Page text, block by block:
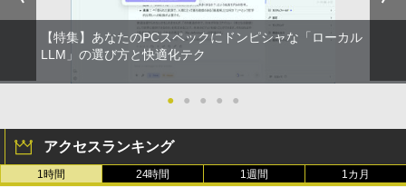
3
超得2,500円OFF&P2倍｜楽天1位｜最大
180日保証｜Core i5 第8世代｜富士通 中
古デスクトップパソコン Windows11 off
0GB｜ デスクトップ Microsoft office
第8世代｜セット購入可能｜デスクトップ
￥29,800
スプレイ
￥7,700
アースドリームス 厳選おまかせモニター
NEC等) テレワーク デュアルモニター S
witch PS4 PS5対応 【整備済み中古品】
日本集中治療医学会 専門医テキスト
第4版 [ 一般社団法人日本集中治療医学会
教育委員会 ]
￥22,000
5
タッチペンで音が聞ける！ はじめてずか
ん1000 英語つき はじめて図鑑1000 はじ
めてのずかん こども 子ども 0歳 1歳 2歳
【2026年アップグレード版】AOKIMI ワイヤ
レスイヤホン bluetooth イヤホン V12 小型
るーとゅーす コードレス ENCノイズキャン
セリング 自動ペアリング Type-C充電 マイク
学/WEB会議(ホワイト)
￥1,964
On My Road (Stadium ver.)
￥250
On My Road (Stadium ver.)
￥1,625
by Amazon 天然水ラベルレス 2L×9本
【Amazon.co.jp限定】 伊藤園 磨かれて、澄
HUNTER×HUNTER モノクロ版 39 (ジャンプ
コミックスDIGITAL)
￥572
スーパーの裏でヤニ吸うふたり 9巻 (デジタル
版ビッグガンガンコミックス)
【特集】あなたのPCスペックにドンピシャな「ローカル
LLM」の選び方と快適化テク
● ● ● ● ●
アクセスランキング
1時間 24時間 1週間 1カ月